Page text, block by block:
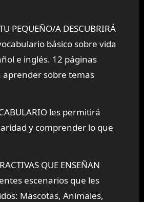
PEQUEÑO/A DESCUBRIRÁ
básico sobre vida
e inglés. 12 páginas
aprender sobre temas
les permitirá
y comprender lo que
QUE ENSEÑAN
escenarios que les
Mascotas, Animales,